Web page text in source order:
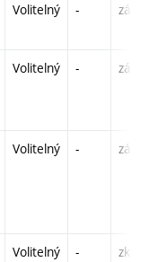
Volitelný - zá
Volitelný - zá
Volitelný - zá
Volitelný - zk